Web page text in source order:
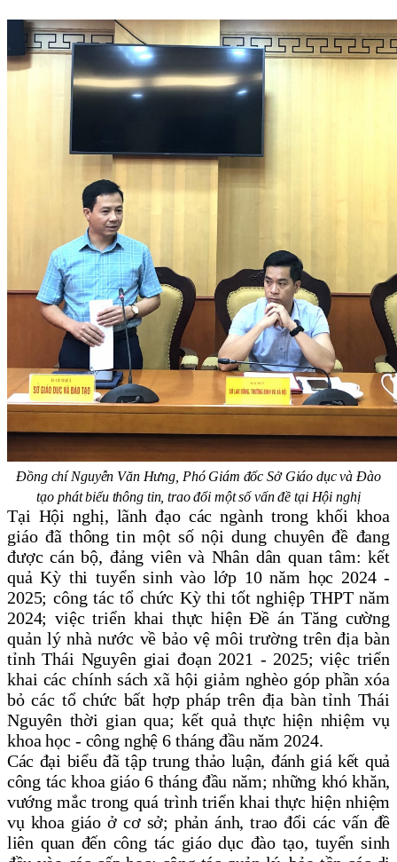
Đồng chí Nguyễn Văn Hưng, Phó Giám đốc Sở Giáo dục và Đào
tạo phát biểu thông tin, trao đổi một số vấn đề tại Hội nghị
Tại Hội nghị, lãnh đạo các ngành trong khối khoa
giáo đã thông tin một số nội dung chuyên đề đang
được cán bộ, đảng viên và Nhân dân quan tâm: kết
quả Kỳ thi tuyển sinh vào lớp 10 năm học 2024 -
2025; công tác tổ chức Kỳ thi tốt nghiệp THPT năm
2024; việc triển khai thực hiện Đề án Tăng cường
quản lý nhà nước về bảo vệ môi trường trên địa bàn
tỉnh Thái Nguyên giai đoạn 2021 - 2025; việc triển
khai các chính sách xã hội giảm nghèo góp phần xóa
bỏ các tổ chức bất hợp pháp trên địa bàn tỉnh Thái
Nguyên thời gian qua; kết quả thực hiện nhiệm vụ
khoa học - công nghệ 6 tháng đầu năm 2024.
Các đại biểu đã tập trung thảo luận, đánh giá kết quả
công tác khoa giáo 6 tháng đầu năm; những khó khăn,
vướng mắc trong quá trình triển khai thực hiện nhiệm
vụ khoa giáo ở cơ sở; phản ánh, trao đổi các vấn đề
liên quan đến công tác giáo dục đào tạo, tuyển sinh